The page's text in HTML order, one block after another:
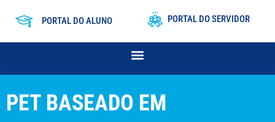
PORTAL DO ALUNO PORTAL DO SERVIDOR
PET BASEADO EM